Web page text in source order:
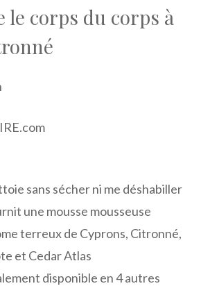
le corps du corps à
sans sécher ni me déshabiller
une mousse mousseuse
terreux de Cyprons, Citronné,
et Cedar Atlas
disponible en 4 autres